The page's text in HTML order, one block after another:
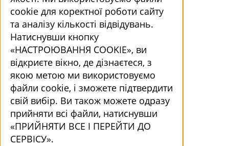
cookie для коректної роботи сайту
та аналізу кількості відвідувань.
Натиснувши кнопку
«НАСТРОЮВАННЯ COOKIE», ви
відкриєте вікно, де дізнаєтеся, з
якою метою ми використовуємо
файли cookie, і зможете підтвердити
свій вибір. Ви також можете одразу
прийняти всі файли, натиснувши
«ПРИЙНЯТИ ВСЕ І ПЕРЕЙТИ ДО
СЕРВІСУ».